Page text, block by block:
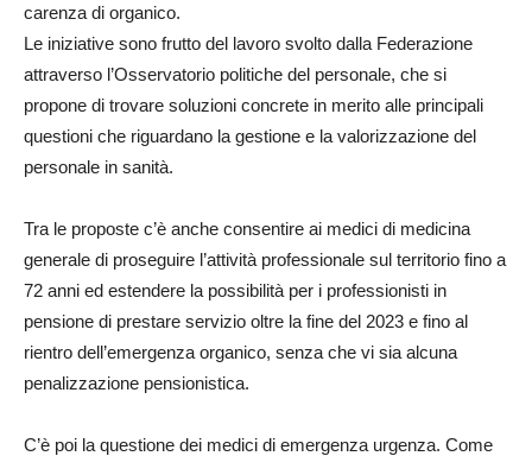
carenza di organico.
Le iniziative sono frutto del lavoro svolto dalla Federazione
attraverso l’Osservatorio politiche del personale, che si
propone di trovare soluzioni concrete in merito alle principali
questioni che riguardano la gestione e la valorizzazione del
personale in sanità.
Tra le proposte c’è anche consentire ai medici di medicina
generale di proseguire l’attività professionale sul territorio fino a
72 anni ed estendere la possibilità per i professionisti in
pensione di prestare servizio oltre la fine del 2023 e fino al
rientro dell’emergenza organico, senza che vi sia alcuna
penalizzazione pensionistica.
C’è poi la questione dei medici di emergenza urgenza. Come